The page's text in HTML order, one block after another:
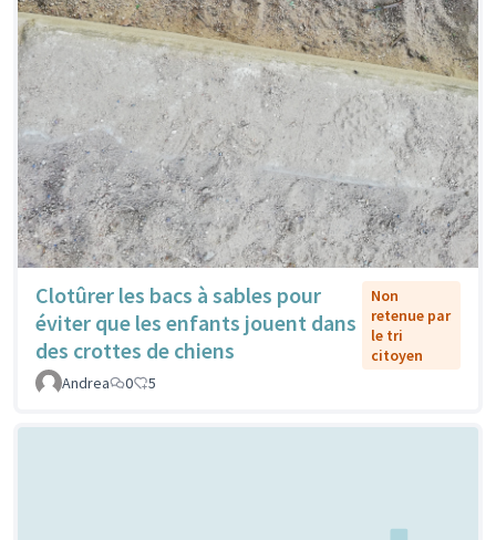
Clotûrer les bacs à sables pour
éviter que les enfants jouent dans
des crottes de chiens
Non
retenue par
le tri
citoyen
Andrea
0 5